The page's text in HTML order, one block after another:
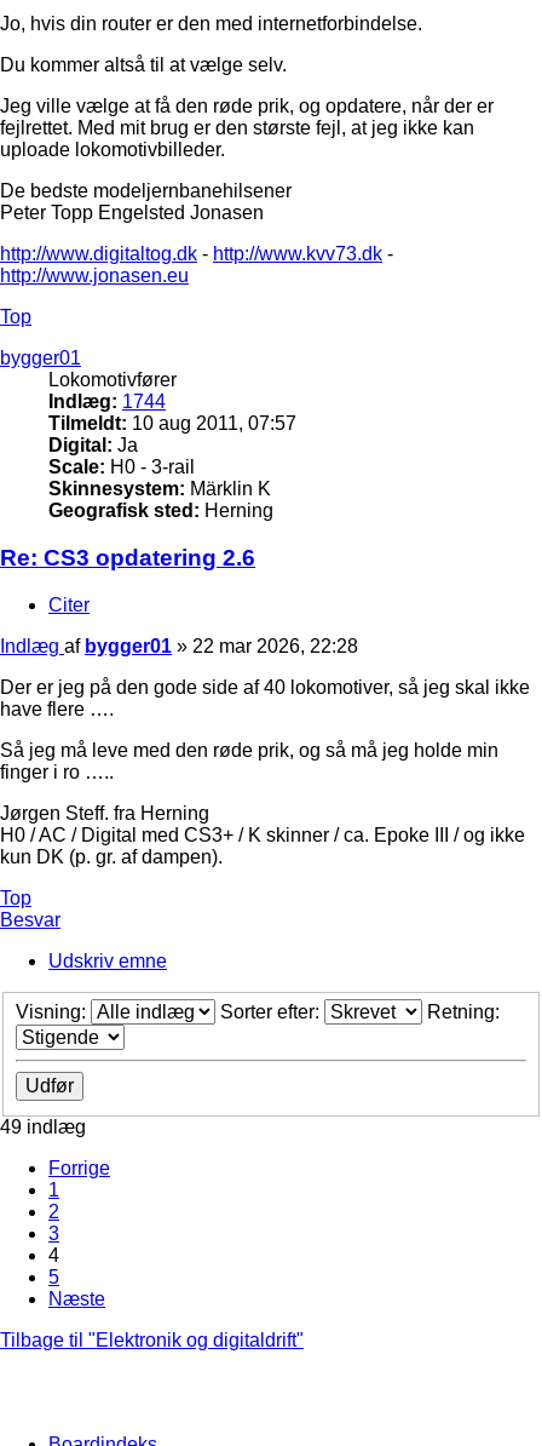
Jo, hvis din router er den med internetforbindelse.
Du kommer altså til at vælge selv.
Jeg ville vælge at få den røde prik, og opdatere, når der er
fejlrettet. Med mit brug er den største fejl, at jeg ikke kan
uploade lokomotivbilleder.
De bedste modeljernbanehilsener
Peter Topp Engelsted Jonasen
http://www.digitaltog.dk - http://www.kvv73.dk -
http://www.jonasen.eu
Top
bygger01
Lokomotivfører
Indlæg: 1744
Tilmeldt: 10 aug 2011, 07:57
Digital: Ja
Scale: H0 - 3-rail
Skinnesystem: Märklin K
Geografisk sted: Herning
Re: CS3 opdatering 2.6
Citer
Indlæg af bygger01 » 22 mar 2026, 22:28
Der er jeg på den gode side af 40 lokomotiver, så jeg skal ikke
have flere ….
Så jeg må leve med den røde prik, og så må jeg holde min
finger i ro …..
Jørgen Steff. fra Herning
H0 / AC / Digital med CS3+ / K skinner / ca. Epoke III / og ikke
kun DK (p. gr. af dampen).
Top
Besvar
Udskriv emne
Visning: Sorter efter: Retning:
49 indlæg
Forrige
1
2
3
4
5
Næste
Tilbage til "Elektronik og digitaldrift"